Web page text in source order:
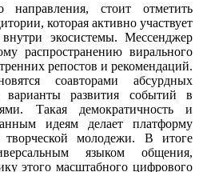
направления, стоит отметить
которая активно участвует
экосистемы. Мессенджер
распространению вирального
репостов и рекомендаций.
соавторами абсурдных
варианты развития событий в
Такая демократичность и
идеям делает платформу
молодежи. В итоге
языком общения,
этого масштабного цифрового